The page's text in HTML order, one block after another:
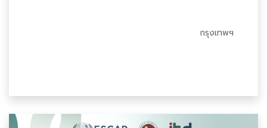
กรุงเทพฯ